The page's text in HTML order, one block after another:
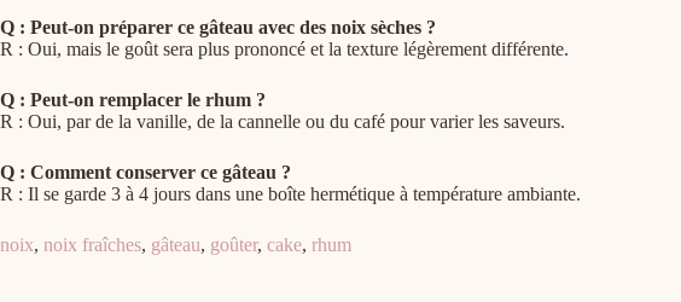
Q : Peut-on préparer ce gâteau avec des noix sèches ?
R : Oui, mais le goût sera plus prononcé et la texture légèrement différente.
Q : Peut-on remplacer le rhum ?
R : Oui, par de la vanille, de la cannelle ou du café pour varier les saveurs.
Q : Comment conserver ce gâteau ?
R : Il se garde 3 à 4 jours dans une boîte hermétique à température ambiante.
noix, noix fraîches, gâteau, goûter, cake, rhum